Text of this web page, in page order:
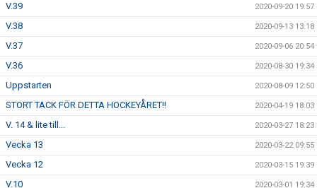
V.39 2020-09-20 19:57
V.38 2020-09-13 13:18
V.37 2020-09-06 20:54
V.36 2020-08-30 19:34
Uppstarten 2020-08-09 12:50
STORT TACK FÖR DETTA HOCKEYÅRET!! 2020-04-19 18:03
V. 14 & lite till... 2020-03-27 18:23
Vecka 13 2020-03-22 09:55
Vecka 12 2020-03-15 19:39
V.10 2020-03-01 19:34